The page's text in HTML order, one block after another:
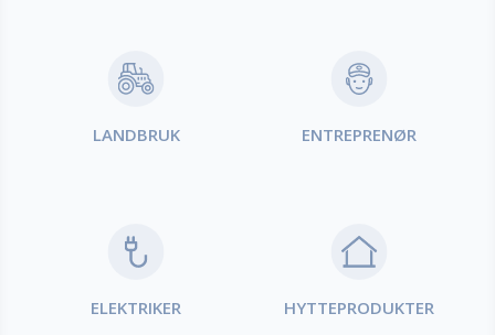
LANDBRUK ENTREPRENØR
ELEKTRIKER HYTTEPRODUKTER